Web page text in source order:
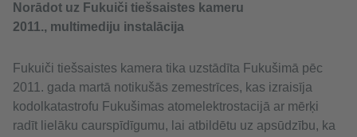
Norādot uz Fukuiči tiešsaistes kameru
2011., multimediju instalācija
Fukuiči tiešsaistes kamera tika uzstādīta Fukušimā pēc
2011. gada martā notikušās zemestrīces, kas izraisīja
kodolkatastrofu Fukušimas atomelektrostacijā ar mērķi
radīt lielāku caurspīdīgumu, lai atbildētu uz apsūdzību, ka